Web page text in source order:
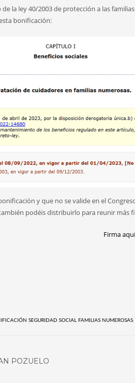
de la ley 40/2003 de protección a las
bonificación:
y que no se valide en el
podéis distribuirlo para reunir más
Firma aquí
SEGURIDAD SOCIAL FAMILIAS NUMEROSAS,
POZUELO